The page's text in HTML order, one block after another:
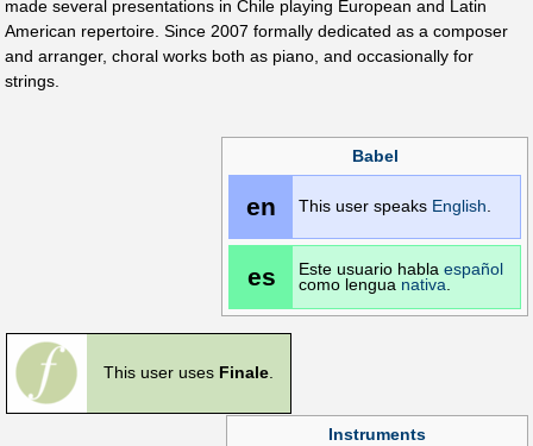
made several presentations in Chile playing European and Latin
American repertoire. Since 2007 formally dedicated as a composer
and arranger, choral works both as piano, and occasionally for
strings.
Babel
en This user speaks English
es Este usuario habla español
como lengua nativa
This user uses Finale.
Instruments